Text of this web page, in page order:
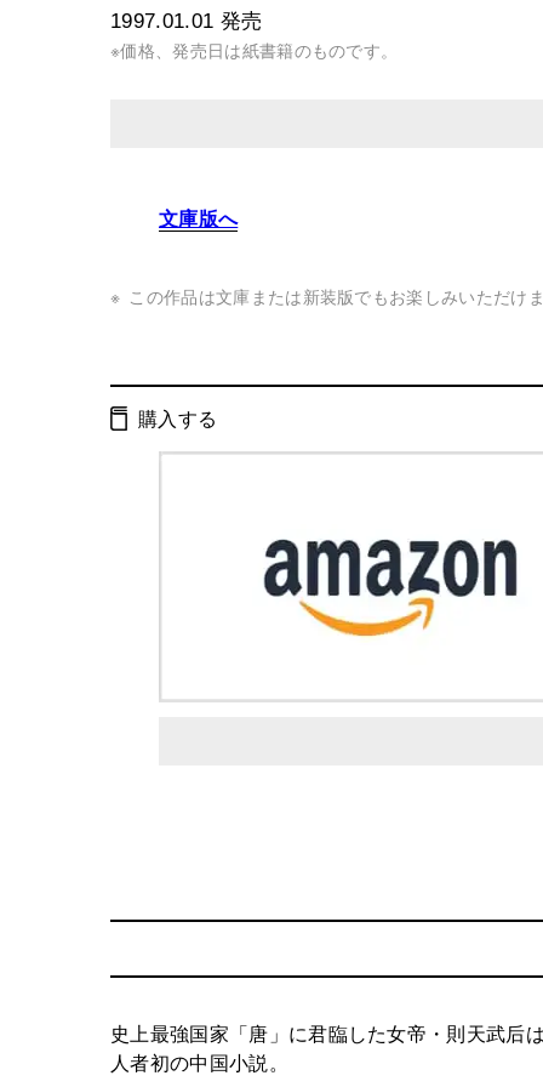
1997.01.01 発売
※価格、発売日は紙書籍のものです。
ISBN： 9784877281588
判型： 四六判
文庫版へ
この作品は文庫または新装版でもお楽しみいただけま
購入する
史上最強国家「唐」に君臨した女帝・則天武后
人者初の中国小説。